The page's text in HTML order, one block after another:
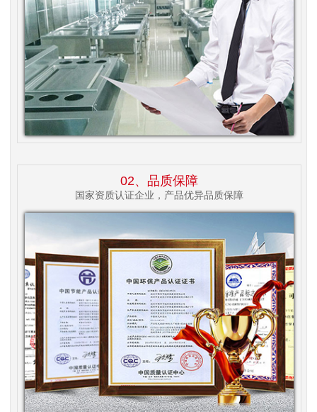
02、品质保障
国家资质认证企业，产品优异品质保障